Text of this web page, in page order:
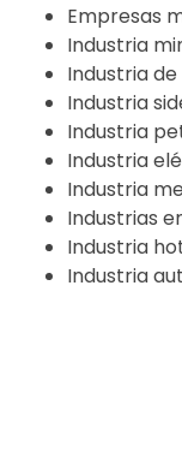
Empresas
Industria
Industria
Industria
Industria
Industria
Industria
Industrias
Industria
Industria